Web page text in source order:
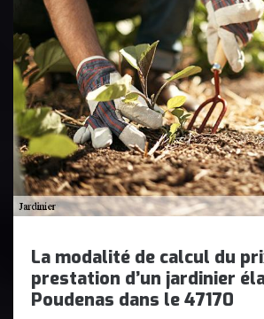
La modalité de calcul du
prestation d’un jardinier
Poudenas dans le 47170